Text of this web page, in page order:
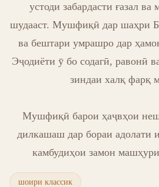
устоди забардасти ғазал
шудааст. Мушфиқӣ дар шаҳри
ва бештари умрашро дар
Эҷодиёти ӯ бо содагӣ, равонӣ
зиндаи халқ фарқ
Мушфиқӣ барои ҳаҷвҳои
дилкашаш дар бораи адолати
камбудиҳои замон
шоири классик